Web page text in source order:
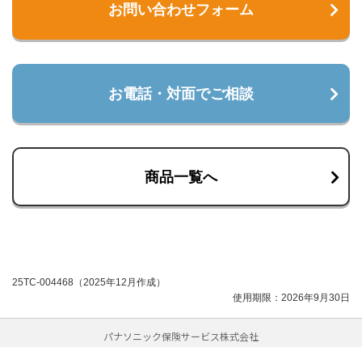
お問い合わせフォーム
お電話・対面でご相談
商品一覧へ
25TC-004468（2025年12月作成）
使用期限：2026年9月30日
パナソニック保険サービス株式会社